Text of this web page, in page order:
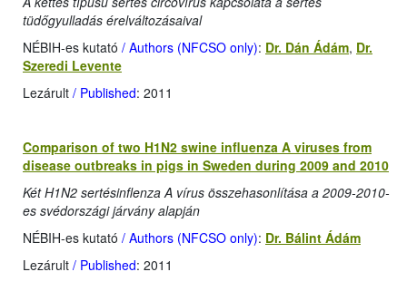
tüdőgyulladás érelváltozásaival
NÉBIH-es kutató / Authors (NFCSO only): Dr. Dán Ádám, Dr.
Szeredi Levente
Lezárult / Published: 2011
Comparison of two H1N2 swine influenza A viruses from
disease outbreaks in pigs in Sweden during 2009 and 2010
Két H1N2 sertésinflenza A vírus összehasonlítása a 2009-2010-
es svédországi járvány alapján
NÉBIH-es kutató / Authors (NFCSO only): Dr. Bálint Ádám
Lezárult / Published: 2011